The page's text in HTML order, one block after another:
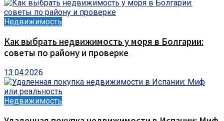
Недвижимость
Как выбрать недвижимость у моря в Болгарии:
советы по району и проверке
13.04.2026
Недвижимость